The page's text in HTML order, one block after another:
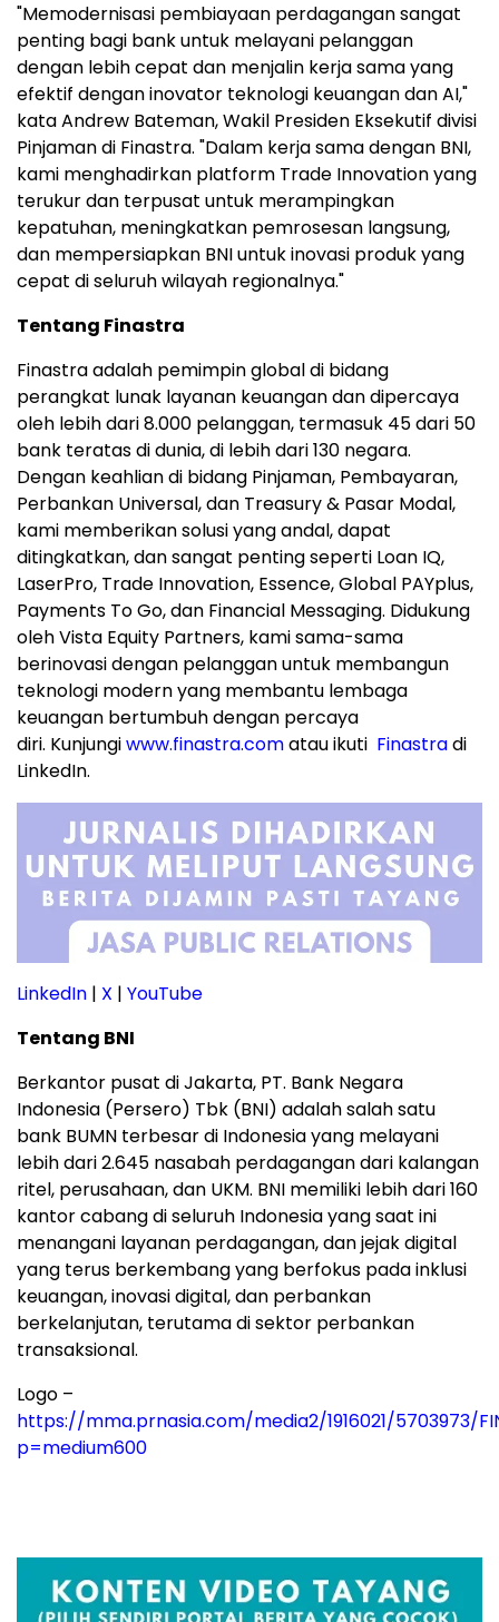
"Memodernisasi pembiayaan perdagangan sangat
penting bagi bank untuk melayani pelanggan
dengan lebih cepat dan menjalin kerja sama yang
efektif dengan inovator teknologi keuangan dan AI,"
kata Andrew Bateman, Wakil Presiden Eksekutif divisi
Pinjaman di Finastra. "Dalam kerja sama dengan BNI,
kami menghadirkan platform Trade Innovation yang
terukur dan terpusat untuk merampingkan
kepatuhan, meningkatkan pemrosesan langsung,
dan mempersiapkan BNI untuk inovasi produk yang
cepat di seluruh wilayah regionalnya."
Tentang Finastra
Finastra adalah pemimpin global di bidang
perangkat lunak layanan keuangan dan dipercaya
oleh lebih dari 8.000 pelanggan, termasuk 45 dari 50
bank teratas di dunia, di lebih dari 130 negara.
Dengan keahlian di bidang Pinjaman, Pembayaran,
Perbankan Universal, dan Treasury & Pasar Modal,
kami memberikan solusi yang andal, dapat
ditingkatkan, dan sangat penting seperti Loan IQ,
LaserPro, Trade Innovation, Essence, Global PAYplus,
Payments To Go, dan Financial Messaging. Didukung
oleh Vista Equity Partners, kami sama-sama
berinovasi dengan pelanggan untuk membangun
teknologi modern yang membantu lembaga
keuangan bertumbuh dengan percaya
diri. Kunjungiwww.finastra.comatau ikuti Finastradi
LinkedIn.
LinkedIn | X | YouTube
Tentang BNI
Berkantor pusat di Jakarta, PT. Bank Negara
Indonesia (Persero) Tbk (BNI) adalah salah satu
bank BUMN terbesar di Indonesia yang melayani
lebih dari 2.645 nasabah perdagangan dari kalangan
ritel, perusahaan, dan UKM. BNI memiliki lebih dari 160
kantor cabang di seluruh Indonesia yang saat ini
menangani layanan perdagangan, dan jejak digital
yang terus berkembang yang berfokus pada inklusi
keuangan, inovasi digital, dan perbankan
berkelanjutan, terutama di sektor perbankan
transaksional.
Logo –
https://mma.prnasia.com/media2/1916021/5703973/
p=medium600